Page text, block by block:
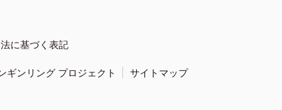
に基づく表記
ギンリング プロジェクト サイトマップ